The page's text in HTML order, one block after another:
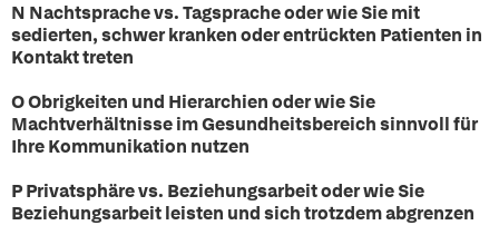
N Nachtsprache vs. Tagsprache oder wie Sie mit
sedierten, schwer kranken oder entrückten Patienten in
Kontakt treten
O Obrigkeiten und Hierarchien oder wie Sie
Machtverhältnisse im Gesundheitsbereich sinnvoll für
Ihre Kommunikation nutzen
P Privatsphäre vs. Beziehungsarbeit oder wie Sie
Beziehungsarbeit leisten und sich trotzdem abgrenzen